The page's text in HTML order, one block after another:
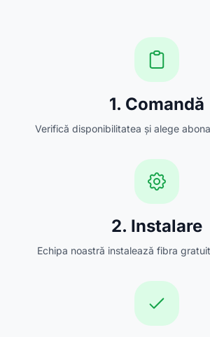
1. Comandă
Verifică disponibilitatea și alege
2. Instalare
Echipa noastră instalează fibra